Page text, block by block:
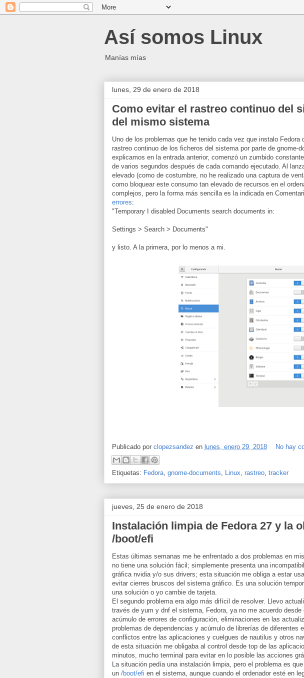
Así somos Linux
Manías mías
lunes, 29 de enero de 2018
Como evitar el rastreo continuo del
del mismo sistema
Uno de los problemas que he tenido cada vez que instalo Fedora
rastreo continuo de los ficheros del sistema por parte de gnome-
explicamos en la entrada anterior, comenzó un zumbido
de varios segundos después de cada comando ejecutado. Al
elevado (como de costumbre, no he realizado una captura de
como bloquear este consumo tan elevado de recursos en el
complejos, pero la forma más sencilla es la indicada en
errores:
"Temporary I disabled Documents search documents in:
Settings > Search > Documents"
y listo. A la primera, por lo menos a mi.
Publicado por clopezsandez en lunes, enero 29, 2018 No hay
Etiquetas: Fedora, gnome-documents, Linux, rastreo, tracker
jueves, 25 de enero de 2018
Instalación limpia de Fedora 27 y la
/boot/efi
Estas últimas semanas me he enfrentado a dos problemas en
no tiene una solución fácil; simplemente presenta una
gráfica nvidia y/o sus drivers; esta situación me obliga a estar
evitar cierres bruscos del sistema gráfico. Es una solución
una solución o yo cambie de tarjeta.
El segundo problema era algo más difícil de resolver. Llevo
través de yum y dnf el sistema, Fedora, ya no me acuerdo desde
acúmulo de errores de configuración, eliminaciones en las
problemas de dependencias y acúmulo de librerías de diferentes
conflictos entre las aplicaciones y cuelgues de nautilus y otros
de esta situación me obligaba al control desde top de las
minutos, mucho terminal para evitar en lo posible las acciones
La situación pedía una instalación limpia, pero el problema es
un /boot/efi en el sistema, aunque cuando el ordenador esté en